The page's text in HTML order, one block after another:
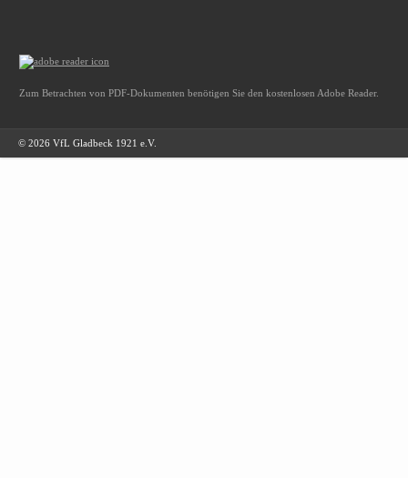
Zum Betrachten von PDF-Dokumenten benötigen Sie den kostenlosen Adobe Reader.
© 2026 VfL Gladbeck 1921 e.V.